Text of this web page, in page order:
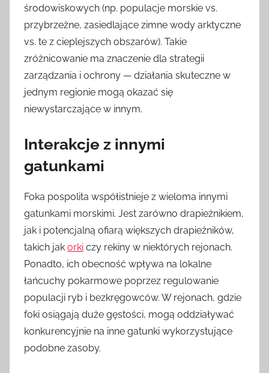
środowiskowych (np. populacje morskie vs.
przybrzeżne, zasiedlające zimne wody arktyczne
vs. te z cieplejszych obszarów). Takie
zróżnicowanie ma znaczenie dla strategii
zarządzania i ochrony — działania skuteczne w
jednym regionie mogą okazać się
niewystarczające w innym.
Interakcje z innymi
gatunkami
Foka pospolita współistnieje z wieloma innymi
gatunkami morskimi. Jest zarówno drapieżnikiem,
jak i potencjalną ofiarą większych drapieżników,
takich jak orki czy rekiny w niektórych rejonach.
Ponadto, ich obecność wpływa na lokalne
łańcuchy pokarmowe poprzez regulowanie
populacji ryb i bezkręgowców. W rejonach, gdzie
foki osiągają duże gęstości, mogą oddziaływać
konkurencyjnie na inne gatunki wykorzystujące
podobne zasoby.